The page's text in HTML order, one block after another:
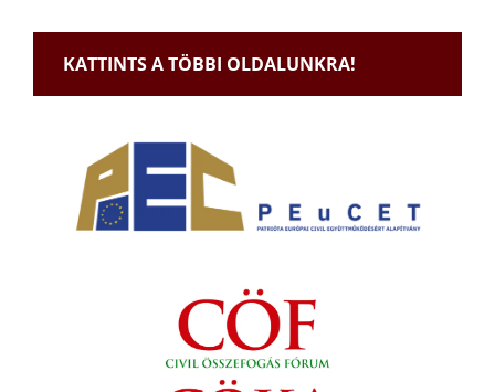
KATTINTS A TÖBBI OLDALUNKRA!